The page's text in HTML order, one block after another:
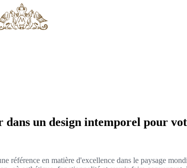
un design intemporel pour
référence en matière d'excellence dans le paysage